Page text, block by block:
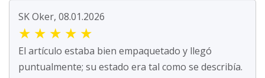
SK Oker, 08.01.2026
★ ★ ★ ★ ★
El artículo estaba bien empaquetado y llegó
puntualmente; su estado era tal como se describía.